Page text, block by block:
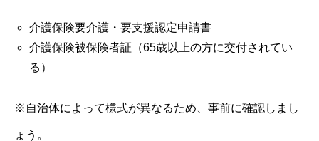
介護保険要介護・要支援認定申請書
介護保険被保険者証（65歳以上の方に交付されてい
る）
※自治体によって様式が異なるため、事前に確認しまし
ょう。